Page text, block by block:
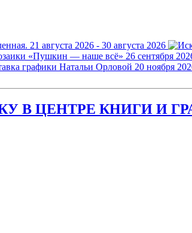
21 августа 2026 - 30 августа 2026
«Пушкин — наше всё» 26 сентября
графики Натальи Орловой 20 ноября
В ЦЕНТРЕ КНИГИ И